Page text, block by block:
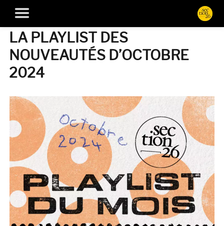
LA PLAYLIST DES
NOUVEAUTÉS D’OCTOBRE
2024